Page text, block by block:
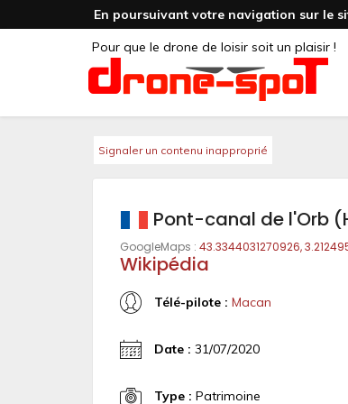
En poursuivant votre navigation sur le
Pour que le drone de loisir soit un plaisir !
Signaler un contenu inapproprié
Pont-canal de l'Orb
GoogleMaps : 43.3344031270926,
Wikipédia
Télé-pilote : Macan
Date : 31/07/2020
Type : Patrimoine